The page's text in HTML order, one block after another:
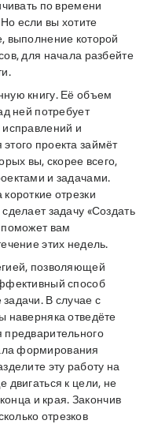
по времени
если вы хотите
выполнение которой
для начала разбейте
книгу. Её объем
ней потребует
исправлений и
проекта займёт
вы, скорее всего,
и задачами.
отрезки
задачу «Создать
поможет вам
этих недель.
позволяющей
способ
В случае с
наверняка отведёте
предварительного
формирования
эту работу на
двигаться к цели, не
и края. Закончив
отрезков